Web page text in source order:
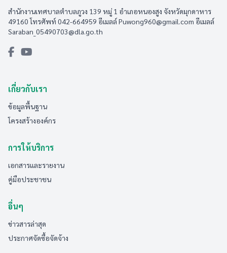
สำนักงานเทศบาลตำบลภูวง 139 หมู่ 1 อำเภอหนองสูง จังหวัดมุกดาหาร
49160 โทรศัพท์ 042-664959 อีเมลล์Puwong960@gmail.com อีเมลล์
Saraban_05490703@dla.go.th
เกี่ยวกับเรา
ข้อมูลพื้นฐาน
โครงสร้างองค์กร
การให้บริการ
เอกสารและรายงาน
คู่มือประชาชน
อื่นๆ
ข่าวสารล่าสุด
ประกาศจัดซื้อจัดจ้าง